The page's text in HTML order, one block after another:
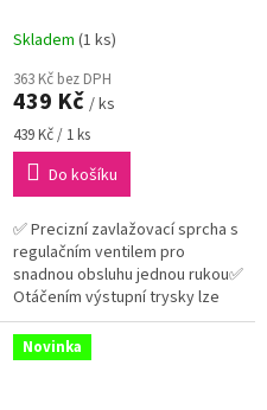
pomocí rychlospojky 1/2"
Skladem (1 ks)
363 Kč bez DPH
439 Kč / ks
Měrná
cena:
439 Kč / 1 ks
Do košíku
✅ Precizní zavlažovací sprcha s
regulačním ventilem pro
snadnou obsluhu jednou rukou✅
Otáčením výstupní trysky lze
usměrňovat proud vody při
zavlažování
Novinka